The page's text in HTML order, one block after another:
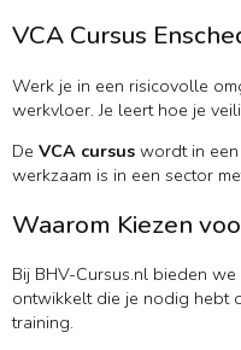
VCA Cursus
Werk je in een risicovolle
werkvloer. Je leert hoe je
De VCA cursus wordt in
werkzaam is in een sector
Waarom Kiezen
Bij BHV-Cursus.nl bieden
ontwikkelt die je nodig hebt
training.